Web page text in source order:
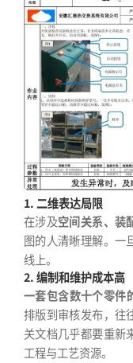
1. 二维表达局限
在涉及空间关系、装
图的人清晰理解。一
线上。
2. 编制和维护成本高
一套包含数十个零件
排版到审核发布，往
关文档几乎都要重新
工程与工艺资源。